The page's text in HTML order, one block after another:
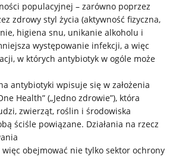
populacyjnej – zarówno poprzez
zdrowy styl życia (aktywność fizyczna,
higiena snu, unikanie alkoholu i
występowanie infekcji, a więc
w których antybiotyk w ogóle może
antybiotyki wpisuje się w założenia
Health” („Jedno zdrowie”), która
zwierząt, roślin i środowiska
ściśle powiązane. Działania na rzecz
obejmować nie tylko sektor ochrony